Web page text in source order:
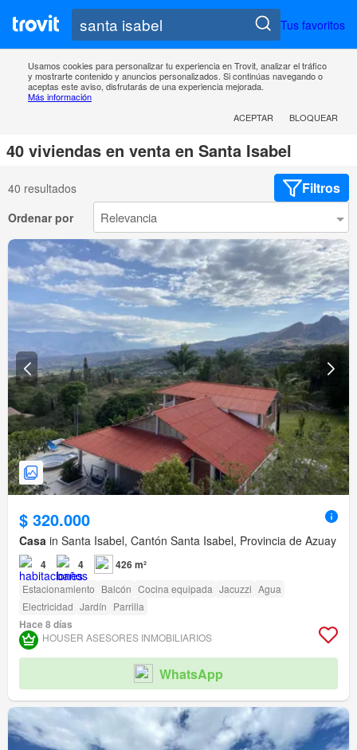
Tus favoritos
Usamos cookies para personalizar tu experiencia en Trovit, analizar el tráfico
y mostrarte contenido y anuncios personalizados. Si continúas navegando o
aceptas este aviso, disfrutarás de una experiencia mejorada.
Más información
ACEPTAR
BLOQUEAR
40 viviendas en venta en Santa Isabel
40 resultados Filtros
Ordenar por
$ 320.000
Casa in Santa Isabel, Cantón Santa Isabel, Provincia de Azuay
4 4 426 m²
Estacionamiento Balcón Cocina equipada Jacuzzi Agua
Electricidad Jardín Parrilla
Hace 8 días
HOUSER ASESORES INMOBILIARIOS
WhatsApp